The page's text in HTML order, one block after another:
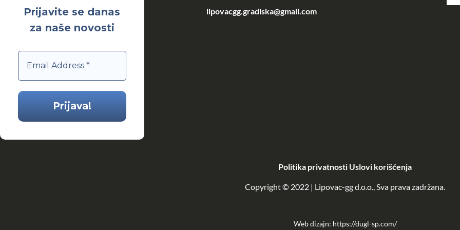
Prijavite se danas
za naše novosti
lipovacgg.gradiska@gmail.com
Politika privatnosti Uslovi korišćenja
Copyright © 2022 | Lipovac-gg d.o.o., Sva prava zadržana.
Web dizajn: https://dugl-sp.com/